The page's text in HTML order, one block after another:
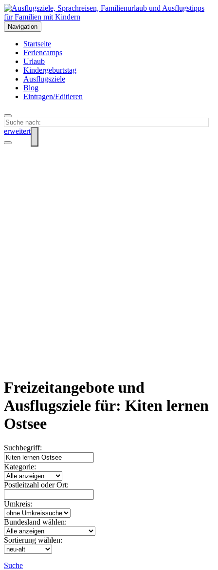
Navigation
Startseite
Feriencamps
Urlaub
Kindergeburtstag
Ausflugsziele
Blog
Eintragen/Editieren
erweitert
Freizeitangebote und
Ausflugsziele für: Kiten lernen
Ostsee
Suchbegriff:
Kategorie:
Postleitzahl oder Ort:
Umkreis:
Bundesland wählen:
Sortierung wählen:
Suche